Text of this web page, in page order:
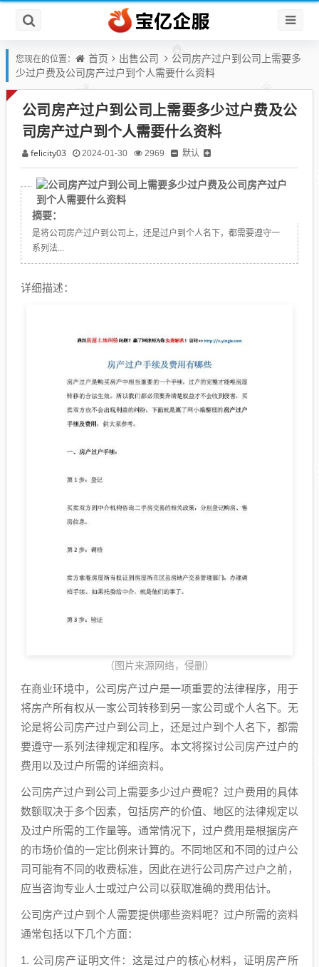
您现在的位置： 首页 出售公司
公司房产过户到公司上需要多
少过户费及公司房产过户到个人需要什么资料
公司房产过户到公司上需要多少过户费及公
司房产过户到个人需要什么资料
felicity03 2024-01-30 2969 默认
摘要：
详细描述：在商业环境中，公司房产过户是一项重要的法律程序，
用于将房产所有权从一家公司转移到另一家公司或个人名下。无论
是将公司房产过户到公司上，还是过户到个人名下，都需要遵守一
系列法...
详细描述：
（图片来源网络，侵删）
在商业环境中，公司房产过户是一项重要的法律程序，用于
将房产所有权从一家公司转移到另一家公司或个人名下。无
论是将公司房产过户到公司上，还是过户到个人名下，都需
要遵守一系列法律规定和程序。本文将探讨公司房产过户的
费用以及过户所需的详细资料。
公司房产过户到公司上需要多少过户费呢？过户费用的具体
数额取决于多个因素，包括房产的价值、地区的法律规定以
及过户所需的工作量等。通常情况下，过户费用是根据房产
的市场价值的一定比例来计算的。不同地区和不同的过户公
司可能有不同的收费标准，因此在进行公司房产过户之前，
应当咨询专业人士或过户公司以获取准确的费用估计。
公司房产过户到个人需要提供哪些资料呢？过户所需的资料
通常包括以下几个方面：
1. 公司房产证明文件：这是过户的核心材料，证明房产所